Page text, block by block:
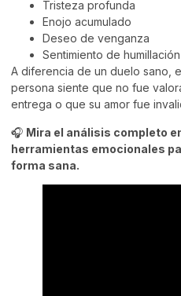
Tristeza profunda
Enojo acumulado
Deseo de venganza
Sentimiento de
A diferencia de un duelo sano,
persona siente que no fue
entrega o que su amor fue
🎧 Mira el análisis completo
herramientas emocionales
forma sana.